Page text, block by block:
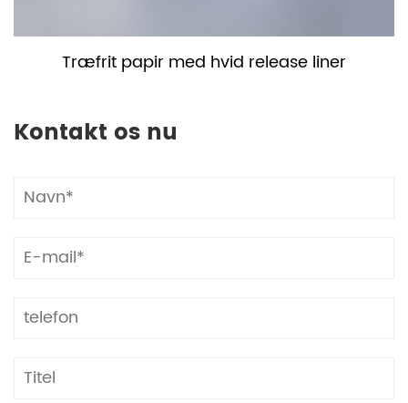
Træfrit papir med hvid release liner
Kontakt os nu